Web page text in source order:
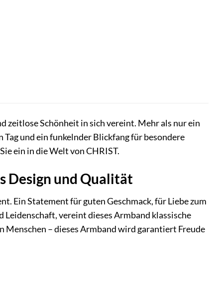
zeitlose Schönheit in sich vereint. Mehr als nur ein
und ein funkelnder Blickfang für besondere
ein in die Welt von CHRIST.
Design und Qualität
Ein Statement für guten Geschmack, für Liebe zum
vereint dieses Armband klassische
Menschen – dieses Armband wird garantiert Freude